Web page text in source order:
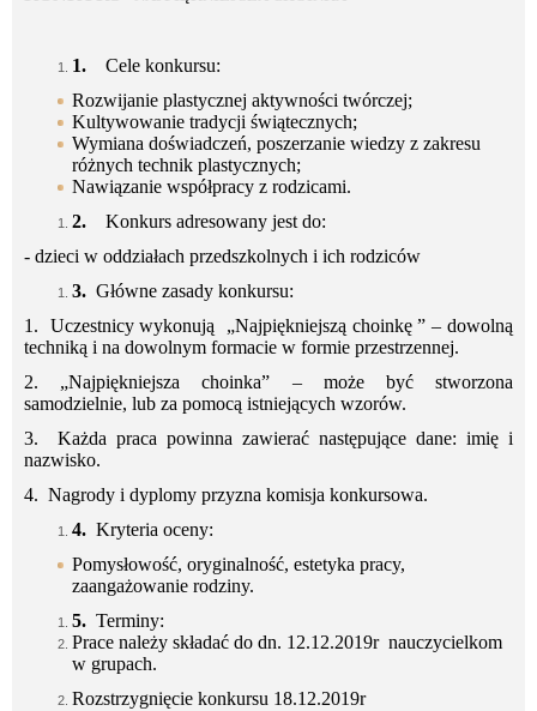
1.
Cele konkursu:
Rozwijanie plastycznej aktywności twórczej;
Kultywowanie tradycji świątecznych;
Wymiana doświadczeń, poszerzanie wiedzy z zakresu
różnych technik plastycznych;
Nawiązanie współpracy z rodzicami.
2.
Konkurs adresowany jest do:
- dzieci w oddziałach przedszkolnych i ich rodziców
3. Główne zasady konkursu:
1. Uczestnicy wykonują „Najpiękniejszą choinkę ” – dowolną
techniką i na dowolnym formacie w formie przestrzennej.
2. „Najpiękniejsza choinka” – może być stworzona
samodzielnie, lub za pomocą istniejących wzorów.
3. Każda praca powinna zawierać następujące dane: imię i
nazwisko.
4. Nagrody i dyplomy przyzna komisja konkursowa.
4. Kryteria oceny:
Pomysłowość, oryginalność, estetyka pracy,
zaangażowanie rodziny.
5. Terminy:
Prace należy składać do dn. 12.12.2019r nauczycielkom
w grupach.
Rozstrzygnięcie konkursu 18.12.2019r